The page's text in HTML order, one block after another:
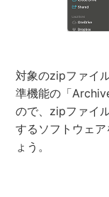
対象のzipファイ
準機能の「
ので、zipファイ
するソフトウェ
ょう。